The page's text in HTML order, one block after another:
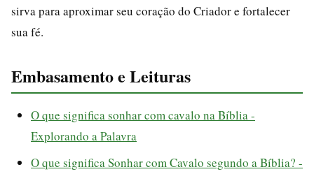
sirva para aproximar seu coração do Criador e fortalecer
sua fé.
Embasamento e Leituras
O que significa sonhar com cavalo na Bíblia -
Explorando a Palavra
O que significa Sonhar com Cavalo segundo a Bíblia? -